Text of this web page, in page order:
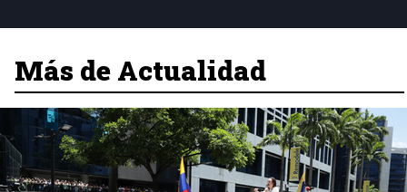
Más de Actualidad